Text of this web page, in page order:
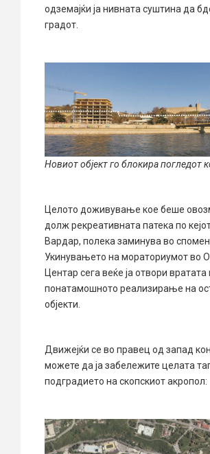
одземајќи ја нивната суштина да
градот.
Новиот објект го блокира погледот
Целото доживување кое беше
долж рекреативната патека по
Вардар, полека заминува во
Укинувањето на мораториумот во
Центар сега веќе ја отвори вратата
понатамошното реализирање на
објекти.
Движејќи се во правец од запад
можете да ја забележите целата
подградието на скопскиот акропол: